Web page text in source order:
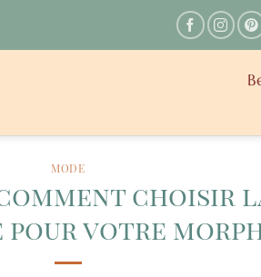
MODE
choisir
votre